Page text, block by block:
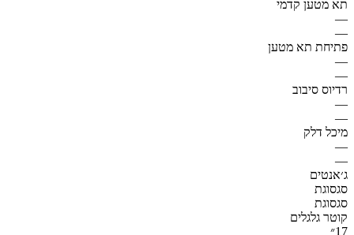
תא מטען קדמי
—
—
פתיחת תא מטען
—
—
רדיוס סיבוב
—
—
מיכל דלק
—
—
ג׳אנטים
סגסוגת
סגסוגת
קוטר גלגלים
17״